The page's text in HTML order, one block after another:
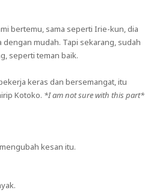
bertemu, sama seperti Irie-kun, dia
dengan mudah. Tapi sekarang, sudah
seperti teman baik.
keras dan bersemangat, itu
Kotoko. *I am not sure with this part*
kesan itu.